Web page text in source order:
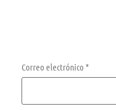
Correo electrónico *